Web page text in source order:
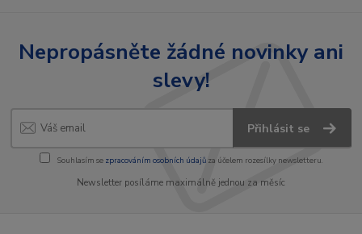
Nepropásněte žádné novinky ani
slevy!
Přihlásit se
Souhlasím se zpracováním osobních údajůza účelem rozesílky newsletteru.
Newsletter posíláme maximálně jednou za měsíc